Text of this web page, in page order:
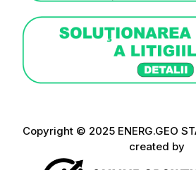
Copyright © 2025 ENERG.GEO
created by